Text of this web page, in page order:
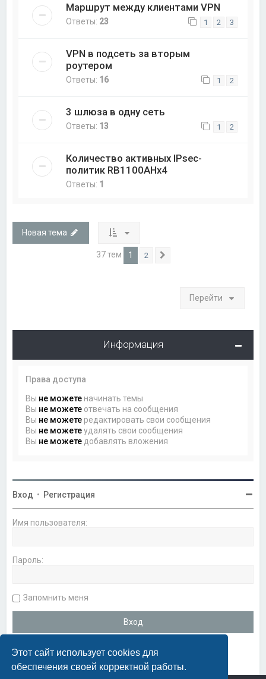
Этот сайт использует cookies для
обеспечения своей корректной работы.
Маршрут между клиентами VPN
Ответы: 23 1 2 3
VPN в подсеть за вторым
роутером
Ответы: 16 1 2
3 шлюза в одну сеть
Ответы: 13 1 2
Количество активных IPsec-
политик RB1100AHx4
Ответы: 1
Новая тема
37 тем 1 2
Перейти
Информация
Права доступа
Вы не можете начинать темы
Вы не можете отвечать на сообщения
Вы не можете редактировать свои сообщения
Вы не можетеудалять свои сообщения
Вы не можете добавлять вложения
Вход • Регистрация
Имя пользователя:
Пароль:
Запомнить меня